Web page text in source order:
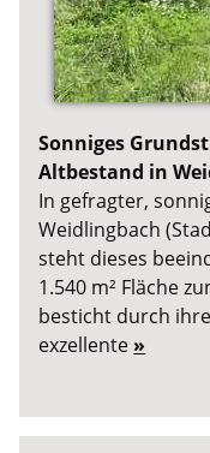
Sonniges
Altbestand in
In gefragter,
Weidlingbach
steht dieses
1.540 m² Fläche
besticht durch
exzellente »